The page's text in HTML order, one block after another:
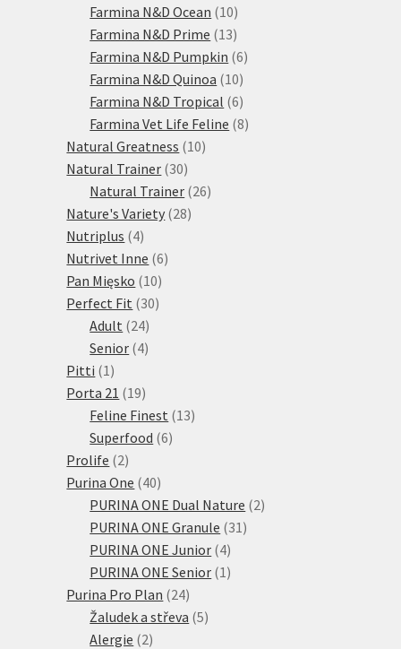
Farmina N&D Ocean 1010
produktů
Farmina N&D Prime 1313
produktů
Farmina N&D Pumpkin 66
Farmina N&D Quinoa 1010
produktů
Farmina N&D Tropical 66
produktů
Farmina Vet Life Feline 88
Natural Greatness 1010
Natural Trainer 3030
produktů
Natural Trainer 2626
Nature's Variety 2828
Nutriplus 44
produkty
Nutrivet Inne 66
Pan Mięsko 1010
produktů
Perfect Fit 3030
Adult 2424
produktů
Senior 44
Pitti 1 1
produkt
Porta 21 1919
produktů
Feline Finest 1313
Superfood 66
Prolife 22
produkty
Purina One 4040
produktů
PURINA ONE Dual Nature 22
PURINA ONE Granule 31 31
PURINA ONE Junior 44
produkty
PURINA ONE Senior 1 1
Purina Pro Plan 2424
produktů
Žaludek a střeva 55
Alergie 22